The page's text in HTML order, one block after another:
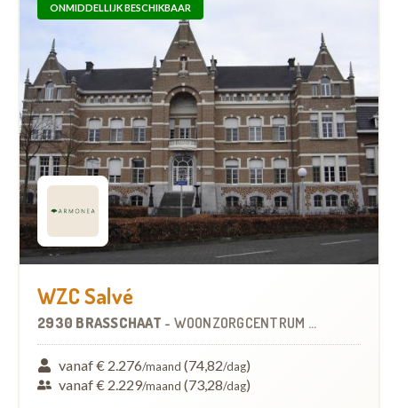
ONMIDDELLIJK BESCHIKBAAR
WZC Salvé
2930 BRASSCHAAT - WOONZORGCENTRUM (WZC)
vanaf € 2.276/maand (74,82/dag)
vanaf € 2.229/maand (73,28/dag)